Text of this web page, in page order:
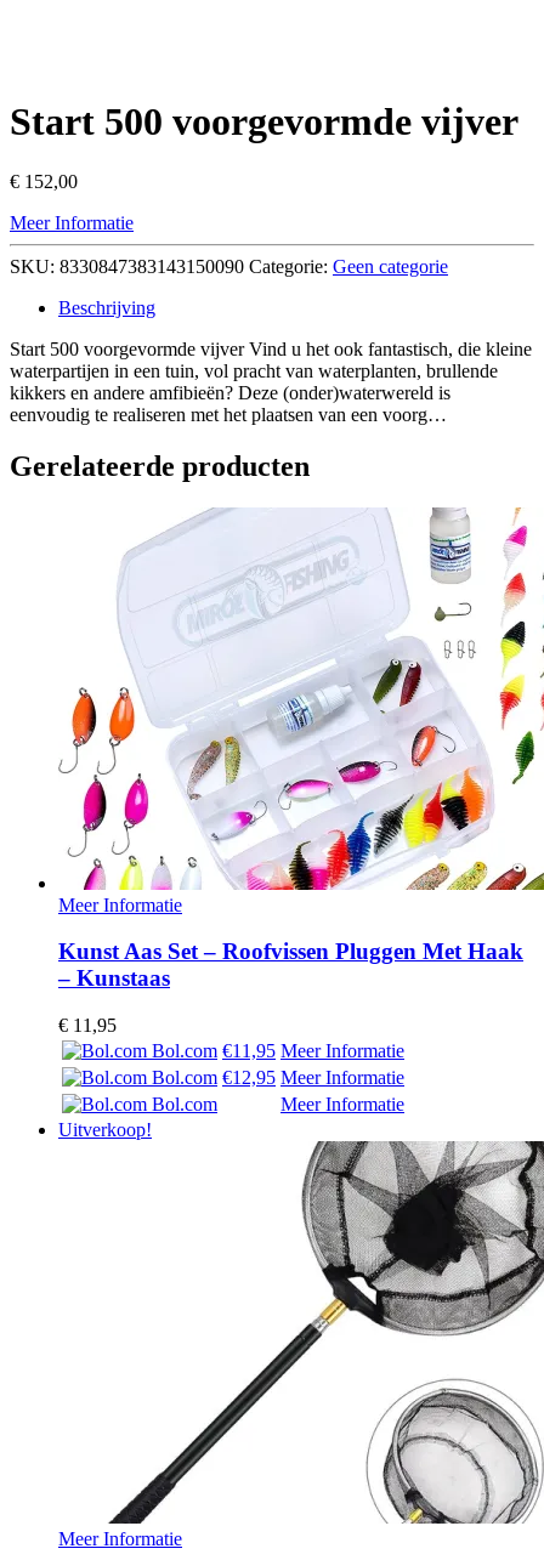
Start 500 voorgevormde vijver
€ 152,00
Meer Informatie
SKU: 8330847383143150090 Categorie: Geen categorie
Beschrijving
Start 500 voorgevormde vijver Vind u het ook fantastisch, die kleine
waterpartijen in een tuin, vol pracht van waterplanten, brullende
kikkers en andere amfibieën? Deze (onder)waterwereld is
eenvoudig te realiseren met het plaatsen van een voorg…
Gerelateerde producten
Meer Informatie
Kunst Aas Set – Roofvissen Pluggen Met Haak
– Kunstaas
€ 11,95
Bol.com €11,95 Meer Informatie
Bol.com €12,95 Meer Informatie
Bol.com
Meer Informatie
Uitverkoop!
Meer Informatie